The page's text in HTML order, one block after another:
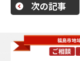
次の記事